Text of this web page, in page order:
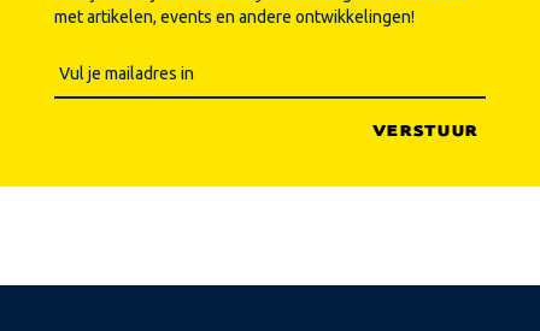
met artikelen, events en andere ontwikkelingen!